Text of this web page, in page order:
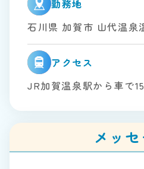
勤務地
石川県 加賀市 山代温泉
アクセス
JR加賀温泉駅から車で
メッ